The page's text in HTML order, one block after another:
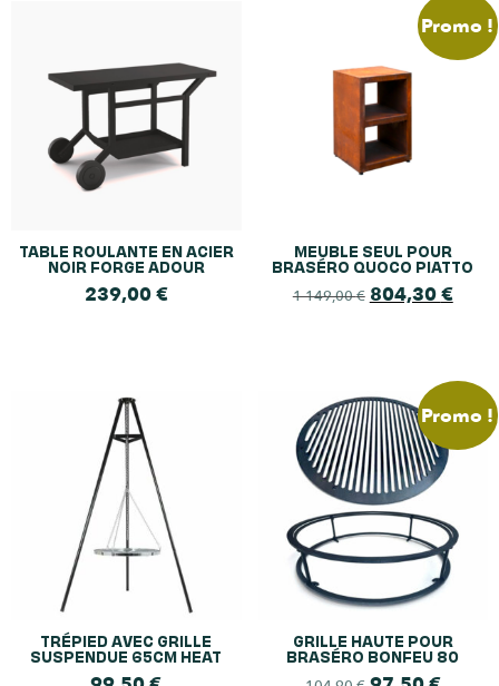
TABLE ROULANTE EN ACIER
NOIR FORGE ADOUR
239,00€
Promo !
MEUBLE SEUL POUR
BRASÉRO QUOCO PIATTO
1 149,00€ 804,30€
TRÉPIED AVEC GRILLE
SUSPENDUE 65CM HEAT
Promo !
GRILLE HAUTE POUR
BRASÉRO BONFEU 80